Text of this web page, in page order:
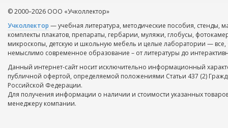
© 2000–2026 ООО «Учколлектор»
Учколлектор — учебная литература, методические пособия, стенды,
комплекты плакатов, препараты, гербарии, муляжи, глобусы,
микроскопы, детскую и школьную мебель и целые лаборатории — все,
немыслимо современное образование – от литературы до
Данный интернет-сайт носит исключительно информационный
публичной офертой, определяемой положениями Статьи 437 (2)
Российской Федерации.
Для получения информации о наличии и стоимости указанных
менеджеру компании.